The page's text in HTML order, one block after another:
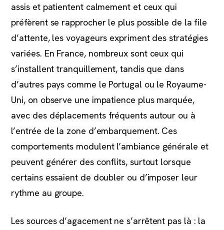
assis et patientent calmement et ceux qui
préfèrent se rapprocher le plus possible de la file
d’attente, les voyageurs expriment des stratégies
variées. En France, nombreux sont ceux qui
s’installent tranquillement, tandis que dans
d’autres pays comme le Portugal ou le Royaume-
Uni, on observe une impatience plus marquée,
avec des déplacements fréquents autour ou à
l’entrée de la zone d’embarquement. Ces
comportements modulent l’ambiance générale et
peuvent générer des conflits, surtout lorsque
certains essaient de doubler ou d’imposer leur
rythme au groupe.
Les sources d’agacement ne s’arrêtent pas là : la